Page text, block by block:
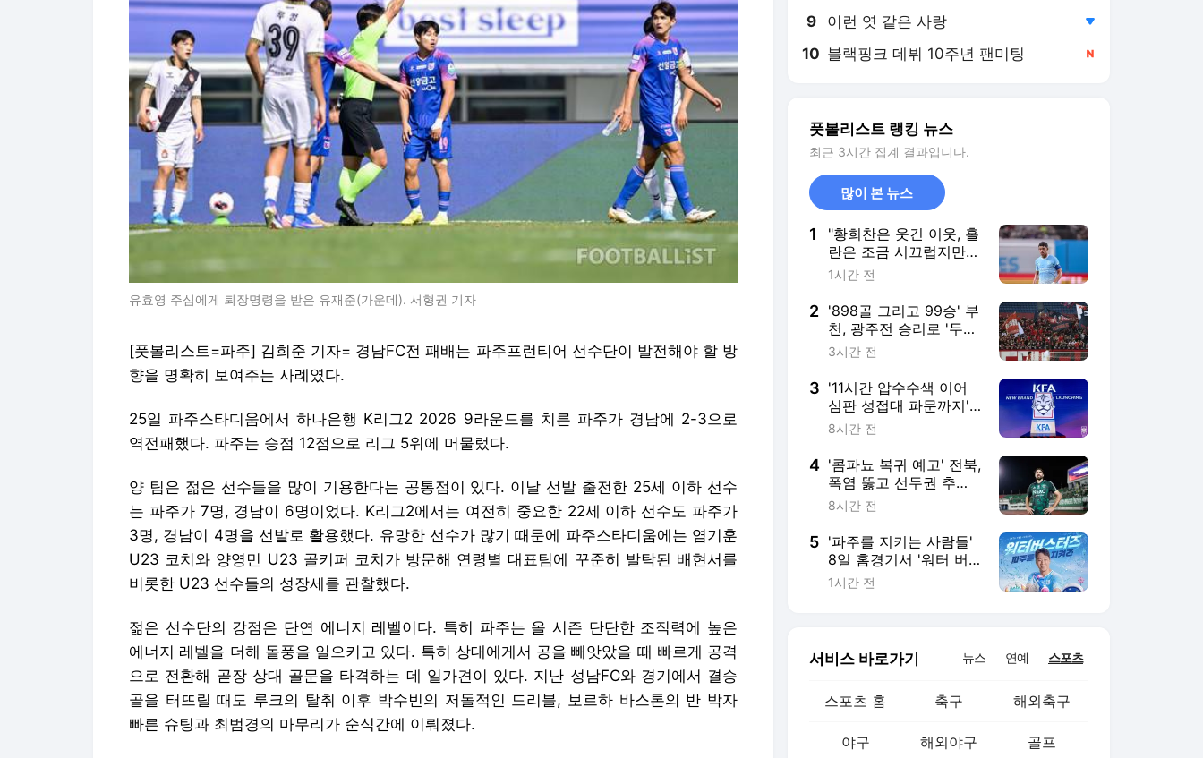
유효영 주심에게 퇴장명령을 받은 유재준(가운데). 서형권 기자
[풋볼리스트=파주] 김희준 기자= 경남FC전 패배는 파주프런티어 선수단이 발전해야 할 방
향을 명확히 보여주는 사례였다.
25일 파주스타디움에서 하나은행 K리그2 2026 9라운드를 치른 파주가 경남에 2-3으로
역전패했다. 파주는 승점 12점으로 리그 5위에 머물렀다.
양 팀은 젊은 선수들을 많이 기용한다는 공통점이 있다. 이날 선발 출전한 25세 이하 선수
는 파주가 7명, 경남이 6명이었다. K리그2에서는 여전히 중요한 22세 이하 선수도 파주가
3명, 경남이 4명을 선발로 활용했다. 유망한 선수가 많기 때문에 파주스타디움에는 염기훈
U23 코치와 양영민 U23 골키퍼 코치가 방문해 연령별 대표팀에 꾸준히 발탁된 배현서를
비롯한 U23 선수들의 성장세를 관찰했다.
젊은 선수단의 강점은 단연 에너지 레벨이다. 특히 파주는 올 시즌 단단한 조직력에 높은
에너지 레벨을 더해 돌풍을 일으키고 있다. 특히 상대에게서 공을 빼앗았을 때 빠르게 공격
으로 전환해 곧장 상대 골문을 타격하는 데 일가견이 있다. 지난 성남FC와 경기에서 결승
골을 터뜨릴 때도 루크의 탈취 이후 박수빈의 저돌적인 드리블, 보르하 바스톤의 반 박자
빠른 슈팅과 최범경의 마무리가 순식간에 이뤄졌다.
9 이런 엿 같은 사랑
10 블랙핑크 데뷔 10주년 팬미팅
풋볼리스트 랭킹 뉴스
최근 3시간 집계 결과입니다.
많이 본 뉴스
1
"황희찬은 웃긴 이웃, 홀
란은 조금 시끄럽지만
좋은 동료" 맨시티 누네
시티 인터뷰]
1시간 전
2 '898골 그리고 99승' 부
천, 광주전 승리로 '두
마리 대기록' 잡는다
3시간 전
3 '11시간 압수수색 이어
심판 성접대 파문까지'…
대한축구협회, 이게 바
8시간 전
4 '콤파뇨 복귀 예고' 전북,
폭염 뚫고 선두권 추격
나선다! 제주전 관전포
8시간 전
5 '파주를 지키는 사람들'
8일 홈경기서 '워터 버
스터즈' 오프닝 퍼포먼
1시간 전
서비스 바로가기 뉴스 연예 스포츠
스포츠 홈 축구 해외축구
야구 해외야구 골프